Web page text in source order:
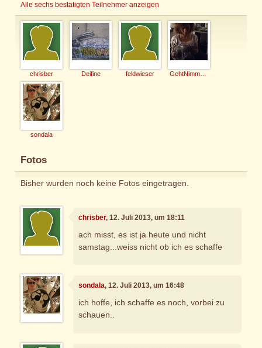
Alle sechs bestätigten Teilnehmer anzeigen
chrisber Deifine feldwieser
sondala
Fotos
Bisher wurden noch keine Fotos eingetragen.
chrisber, 12. Juli 2013, um 18:11
ach misst, es ist ja heute und nicht
samstag...weiss nicht ob ich es schaffe
sondala, 12. Juli 2013, um 16:48
ich hoffe, ich schaffe es noch, vorbei zu
schauen..